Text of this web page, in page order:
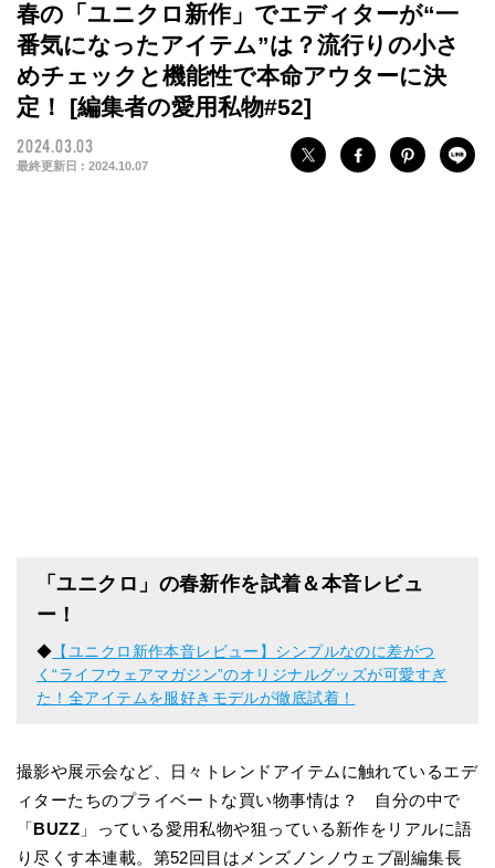
春の「ユニクロ新作」でエディターが“一
番気になったアイテム”は？流行りの小さ
めチェックと機能性で本命アウターに決
定！ [編集者の愛用私物#52]
2024.03.03
最終更新日 : 2024.10.07
「ユニクロ」の春新作を試着＆本音レビュ
ー！
◆ 【ユニクロ新作本音レビュー】シンプルなのに差がつ
く“ライフウェアマガジン”のオリジナルグッズが可愛すぎ
た！全アイテムを服好きモデルが徹底試着！
撮影や展示会など、日々トレンドアイテムに触れているエデ
ィターたちのプライベートな買い物事情は？ 自分の中で
「BUZZ 」っている愛用私物や狙っている新作をリアルに語
り尽くす本連載。第52回目はメンズノンノウェブ副編集長